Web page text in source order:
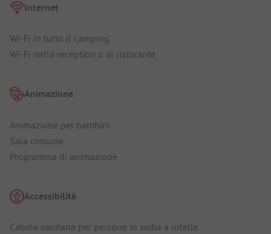
Internet
Wi-Fi in tutto il camping
Wi-Fi nella reception o al ristorante
Animazione
Animazione per bambini
Sala comune
Programma di animazione
Accessibilità
Cabina sanitaria per persone in sedia a rotelle